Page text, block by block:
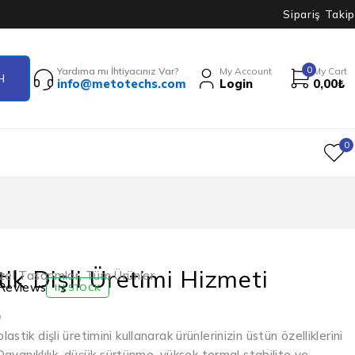
Sipariş Takip
Yardıma mı İhtiyacınız Var?
info@metotechs.com
My Account
Login
0 My Cart
0,00₺
0
Tasarımlar,Tüm Ürünler
Dişli Üretimi Hizmeti
IN STOCK
dişli üretimini kullanarak ürünlerinizin üstün özelliklerini